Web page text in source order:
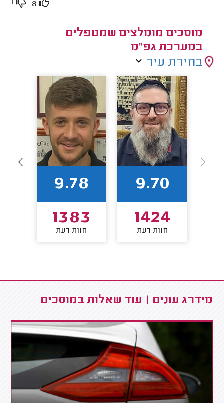
8
1
מוסכים מומלצים שמטפלים
במערכת גפ"מ
בחירת עיר
9.70
1424
חוות דעת
9.78
1383
חוות דעת
מידרג עונים | עוד שאלות במוסכים